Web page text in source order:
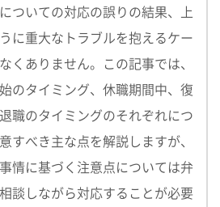
ついての対応の誤りの結果、上
に重大なトラブルを抱えるケー
くありません。この記事では、
のタイミング、休職期間中、復
職のタイミングのそれぞれにつ
すべき主な点を解説しますが、
情に基づく注意点については弁
談しながら対応することが必要